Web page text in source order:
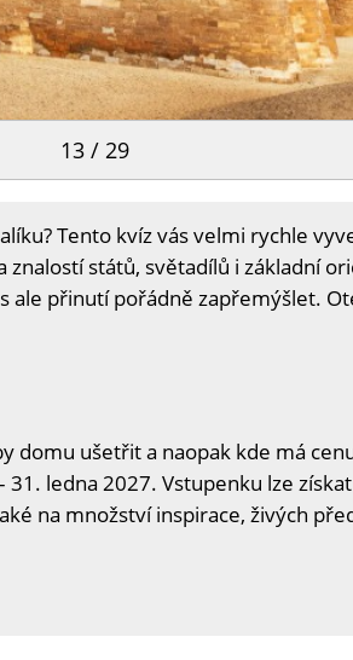
13 / 29
Tento kvíz vás velmi rychle
států, světadílů i základní
přinutí pořádně zapřemýšlet.
domu ušetřit a naopak kde má
ledna 2027. Vstupenku lze
na množství inspirace, živých